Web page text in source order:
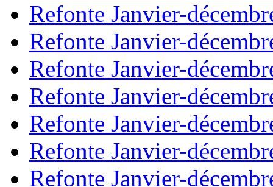
Refonte Janvier-
Refonte Janvier-
Refonte Janvier-
Refonte Janvier-
Refonte Janvier-
Refonte Janvier-
Refonte Janvier-